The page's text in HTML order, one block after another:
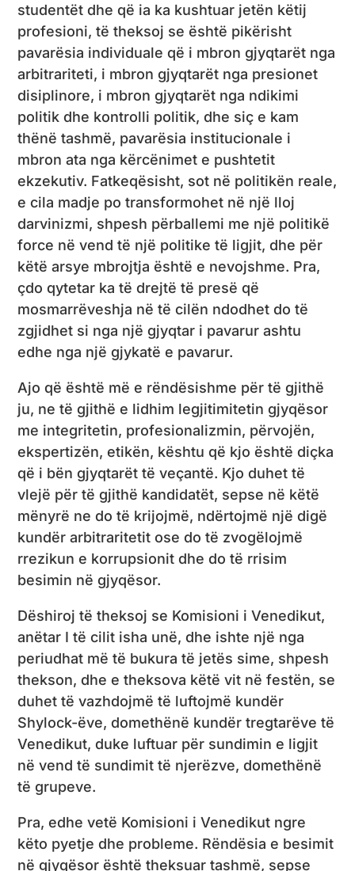
studentët dhe që ia ka kushtuar jetën këtij
profesioni, të theksoj se është pikërisht
pavarësia individuale që i mbron gjyqtarët nga
arbitrariteti, i mbron gjyqtarët nga presionet
disiplinore, i mbron gjyqtarët nga ndikimi
politik dhe kontrolli politik, dhe siç e kam
thënë tashmë, pavarësia institucionale i
mbron ata nga kërcënimet e pushtetit
ekzekutiv. Fatkeqësisht, sot në politikën reale,
e cila madje po transformohet në një lloj
darvinizmi, shpesh përballemi me një politikë
force në vend të një politike të ligjit, dhe për
këtë arsye mbrojtja është e nevojshme. Pra,
çdo qytetar ka të drejtë të presë që
mosmarrëveshja në të cilën ndodhet do të
zgjidhet si nga një gjyqtar i pavarur ashtu
edhe nga një gjykatë e pavarur.
Ajo që është më e rëndësishme për të gjithë
ju, ne të gjithë e lidhim legjitimitetin gjyqësor
me integritetin, profesionalizmin, përvojën,
ekspertizën, etikën, kështu që kjo është diçka
që i bën gjyqtarët të veçantë. Kjo duhet të
vlejë për të gjithë kandidatët, sepse në këtë
mënyrë ne do të krijojmë, ndërtojmë një digë
kundër arbitraritetit ose do të zvogëlojmë
rrezikun e korrupsionit dhe do të rrisim
besimin në gjyqësor.
Dëshiroj të theksoj se Komisioni i Venedikut,
anëtar I të cilit isha unë, dhe ishte një nga
periudhat më të bukura të jetës sime, shpesh
thekson, dhe e theksova këtë vit në festën, se
duhet të vazhdojmë të luftojmë kundër
Shylock-ëve, domethënë kundër tregtarëve të
Venedikut, duke luftuar për sundimin e ligjit
në vend të sundimit të njerëzve, domethënë
të grupeve.
Pra, edhe vetë Komisioni i Venedikut ngre
këto pyetje dhe probleme. Rëndësia e besimit
në gjyqësor është theksuar tashmë, sepse